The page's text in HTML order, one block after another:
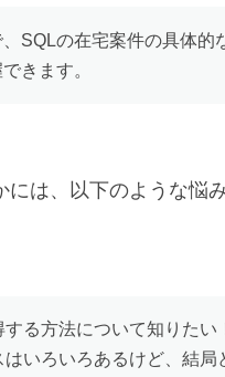
SQLの在宅案件の具体
きます。
は、以下のような悩
る方法について知りたい
いろいろあるけど、結局